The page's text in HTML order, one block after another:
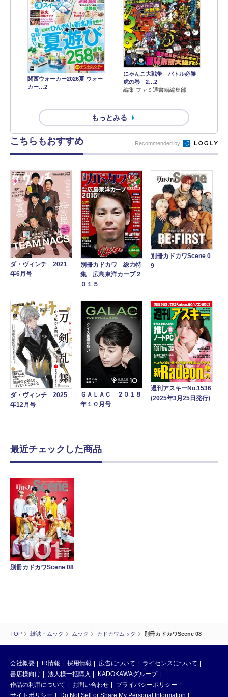
TOP 雑誌・ムック ムック カドカワムック 別冊カドカワScene 08
関西ウォーカー2026夏 ウォー
カー…2
にゃんこ大戦争 バトル必勝
虎の巻 2…2
編集 ファミ通書籍編集部
もっとみる
こちらもおすすめ Recommended by
ダ・ヴィンチ 2021
年6月号
別冊カドカワ 総力特
集 広島東洋カープ２
０１５
別冊カドカワScene 0
9
ダ・ヴィンチ 2025
年12月号
ＧＡＬＡＣ ２０１８
年１０月号
週刊アスキーNo.1536
(2025年3月25日発行)
最近チェックした商品
別冊カドカワScene 08
会社概要 IR情報 採用情報 広告について
ライセンスについて
書店様向け
法人様一括購入
KADOKAWAグループ
作品の利用について
お問い合わせ
プライバシーポリシー
サイトポリシー
Do Not Sell or Share My Personal Information